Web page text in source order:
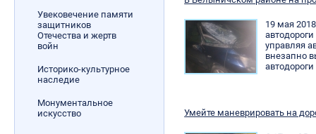
Увековечение памяти
защитников
Отечества и жертв
войн
Историко-культурное
наследие
Монументальное
искусство
19 мая
управляя
внезапно
Умейте маневрировать на